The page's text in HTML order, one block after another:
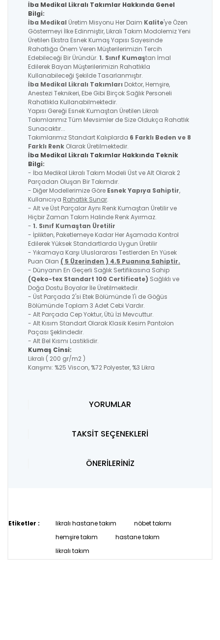
İba Medikal Likralı Takımlar Hakkında Genel
Bilgi:
İba Medikal Üretim Misyonu Her Daim Kalite'ye Özen
Göstermeyi İlke Edinmiştir, Likralı Takım Modolemiz Yeni
Üretilen Ekstra Esnek Kumaş Yapısı Sayesinde
Rahatlığa Önem Veren Müşterilerimizin Tercih
Edebileceği Bir Üründür. 1. Sınıf Kumaştan İmal
Edilerek Bayan Müşterilerimizin Rahatlıkla
Kullanabileceği Şekilde Tasarlanmıştır.
İba Medikal Likralı Takımları Doktor, Hemşire,
Anestezi Teknikeri, Ebe Gibi Birçok Sağlık Personeli
Rahatlıkla Kullanabilmektedir.
Yapısı Gereği Esnek Kumaştan Üretilen Likralı
Takımlarımız Tüm Mevsimler de Size Oldukça Rahatlık
Sunacaktır...
Takımlarımız Standart Kalıplarda 6 Farklı Beden ve 8
Farklı Renk Olarak Üretilmektedir.
İba Medikal Likralı Takımlar Hakkında Teknik
Bilgi:
- İba Medikal Likralı Takım Modeli Üst ve Alt Olarak 2
Parçadan Oluşan Bir Takımdır.
- Diğer Modellerimize Göre Esnek Yapıya Sahiptir,
Kullanıcıya Rahatlık Sunar.
- Alt ve Üst Parçalar Aynı Renk Kumaştan Üretilir ve
Hiçbir Zaman Takım Halinde Renk Ayırmaz.
- 1. Sınıf Kumaştan Üretilir
- İplikten, Paketlemeye Kadar Her Aşamada Kontrol
Edilerek Yüksek Standartlarda Uygun Üretilir
- Yıkamaya Karşı Uluslararası Testlerden En Yüsek
Puan Olan ( 5 Üzerinden ) 4.5 Puanına Sahiptir.
- Dünyanın En Geçerli Sağlık Sertifikasına Sahip
(Qeko-tex Standart 100 Certificate) Sağlıklı ve
Doğa Dostu Boyalar İle Üretilmektedir.
- Üst Parçada 2'si Etek Bölümünde 1'i de Göğüs
Bölümünde Toplam 3 Adet Cebi Vardır.
- Alt Parçada Cep Yoktur, Ütü İzi Mevcuttur.
- Alt Kısım Standart Olarak Klasik Kesim Pantolon
Paçası Şeklindedir.
- Alt Bel Kısmı Lastiklidir.
Kumaş Cinsi:
Likralı ( 200 gr/m2 )
Karışımı: %25 Viscon, %72 Polyester, %3 Likra
YORUMLAR
TAKSİT SEÇENEKLERİ
ÖNERİLERİNİZ
Etiketler : likralı hastane takım
nöbet takımı
hemşire takım
hastane takım
likralı takım